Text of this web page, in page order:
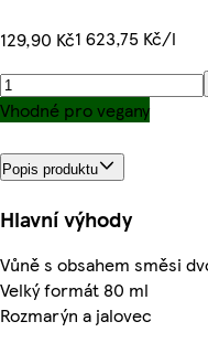
129,90 Kč1 623,75 Kč/l
Vhodné pro vegany
Popis produktu
Hlavní výhody
Vůně s obsahem směsi
Velký formát 80 ml
Rozmarýn a jalovec